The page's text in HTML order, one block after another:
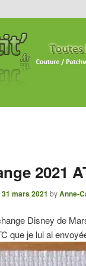
2021
31 mars 2021 byAnne-
Disney de
que je lui ai